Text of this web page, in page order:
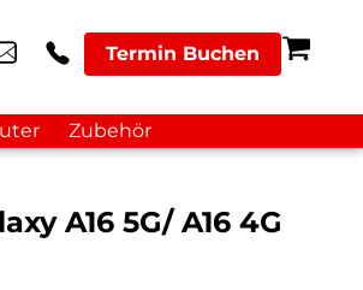
Termin Buchen
Zubehör
A16 5G/ A16 4G